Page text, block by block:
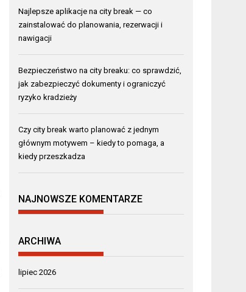
Najlepsze aplikacje na city break — co
zainstalować do planowania, rezerwacji i
nawigacji
Bezpieczeństwo na city breaku: co sprawdzić,
jak zabezpieczyć dokumenty i ograniczyć
ryzyko kradzieży
Czy city break warto planować z jednym
głównym motywem – kiedy to pomaga, a
kiedy przeszkadza
NAJNOWSZE KOMENTARZE
ARCHIWA
lipiec 2026